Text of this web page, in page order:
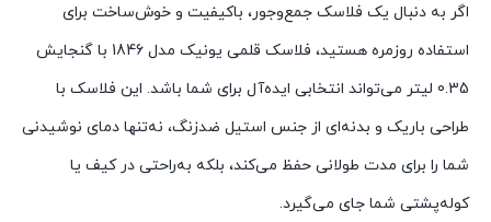
اگر به دنبال یک فلاسک جمع‌وجور، باکیفیت و خوش‌ساخت برای
استفاده روزمره هستید، فلاسک قلمی یونیک مدل 1846 با گنجایش
0.35 لیتر می‌تواند انتخابی ایده‌آل برای شما باشد. این فلاسک با
طراحی باریک و بدنه‌ای از جنس استیل ضدزنگ، نه‌تنها دمای نوشیدنی
شما را برای مدت طولانی حفظ می‌کند، بلکه به‌راحتی درکیف یا
کوله‌پشتی شما جای می‌گیرد.